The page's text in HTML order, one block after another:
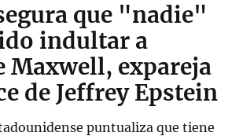
que "nadie"
indultar a
Maxwell, expareja
de Jeffrey Epstein
puntualiza que tiene